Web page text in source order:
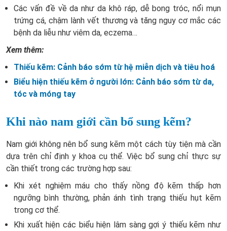
Các vấn đề về da như da khô ráp, dễ bong tróc, nổi mụn
trứng cá, chậm lành vết thương và tăng nguy cơ mắc các
bệnh da liễu như viêm da, eczema…
Xem thêm:
Thiếu kẽm: Cảnh báo sớm từ hệ miễn dịch và tiêu hoá
Biểu hiện thiếu kẽm ở người lớn: Cảnh báo sớm từ da,
tóc và móng tay
Khi nào nam giới cần bổ sung kẽm?
Nam giới không nên bổ sung kẽm một cách tùy tiện mà cần
dựa trên chỉ định y khoa cụ thể. Việc bổ sung chỉ thực sự
cần thiết trong các trường hợp sau:
Khi xét nghiệm máu cho thấy nồng độ kẽm thấp hơn
ngưỡng bình thường, phản ánh tình trạng thiếu hụt kẽm
trong cơ thể.
Khi xuất hiện các biểu hiện lâm sàng gợi ý thiếu kẽm như